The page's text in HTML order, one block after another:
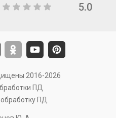
5.0
2016-2026
ПД
ПД